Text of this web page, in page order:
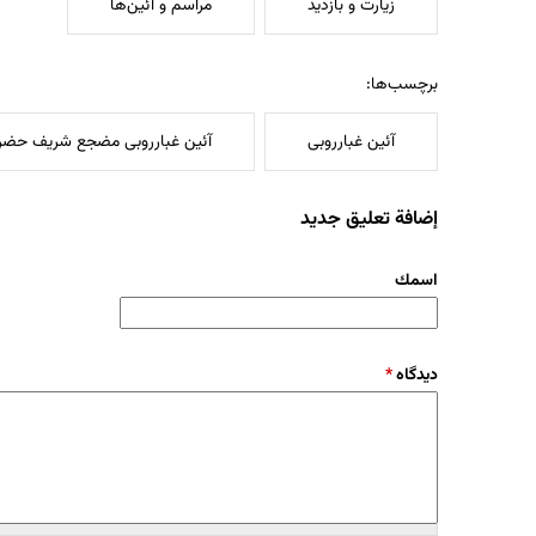
برچسب‌ها:
آئين غبارروبى آئین غبارروبی مضجع شریف
إضافة تعليق جديد
‏اسمك ‏
‏دیدگاه ‏*